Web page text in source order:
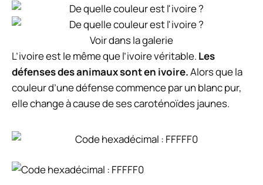
Voir dans la galerie
L’ivoire est le même que l’ivoire véritable. Les
défenses des animaux sont en ivoire.Alors que la
couleur d’une défense commence par un blanc pur,
elle change à cause de ses caroténoïdes jaunes.